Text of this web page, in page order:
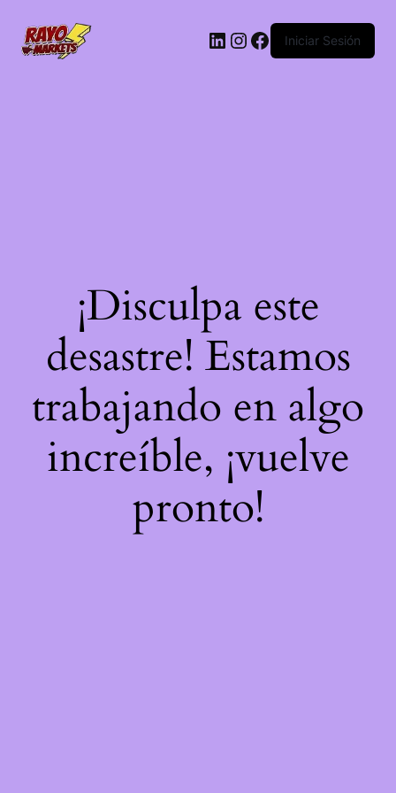
LinkedIn
Instagram
Facebook
Iniciar Sesión
¡Disculpa este
desastre! Estamos
trabajando en algo
increíble, ¡vuelve
pronto!